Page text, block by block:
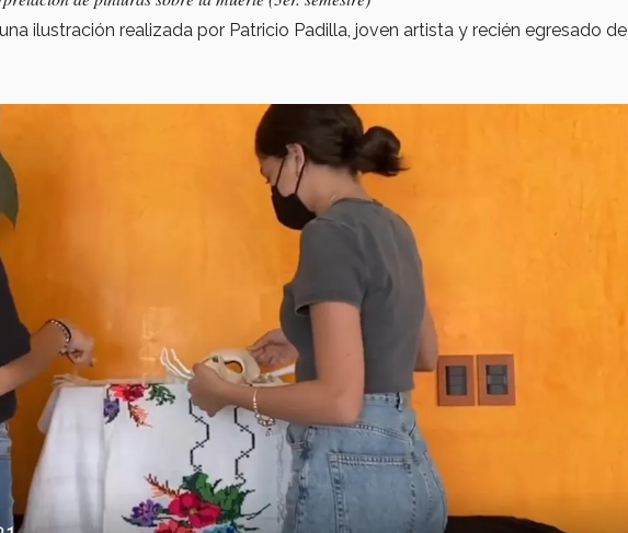
ilustración realizada por Patricio Padilla, joven artista y recién egresado de